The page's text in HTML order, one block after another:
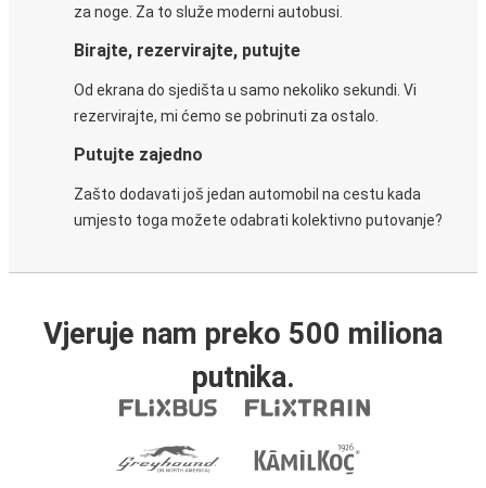
za noge. Za to služe moderni autobusi.
Birajte, rezervirajte, putujte
Od ekrana do sjedišta u samo nekoliko sekundi. Vi
rezervirajte, mi ćemo se pobrinuti za ostalo.
Putujte zajedno
Zašto dodavati još jedan automobil na cestu kada
umjesto toga možete odabrati kolektivno putovanje?
Vjeruje nam preko 500 miliona
putnika.